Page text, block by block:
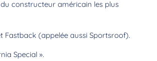
constructeur américain les plus
Fastback (appelée aussi Sportsroof).
Special ».